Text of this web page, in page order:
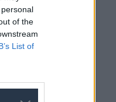
of the
List of